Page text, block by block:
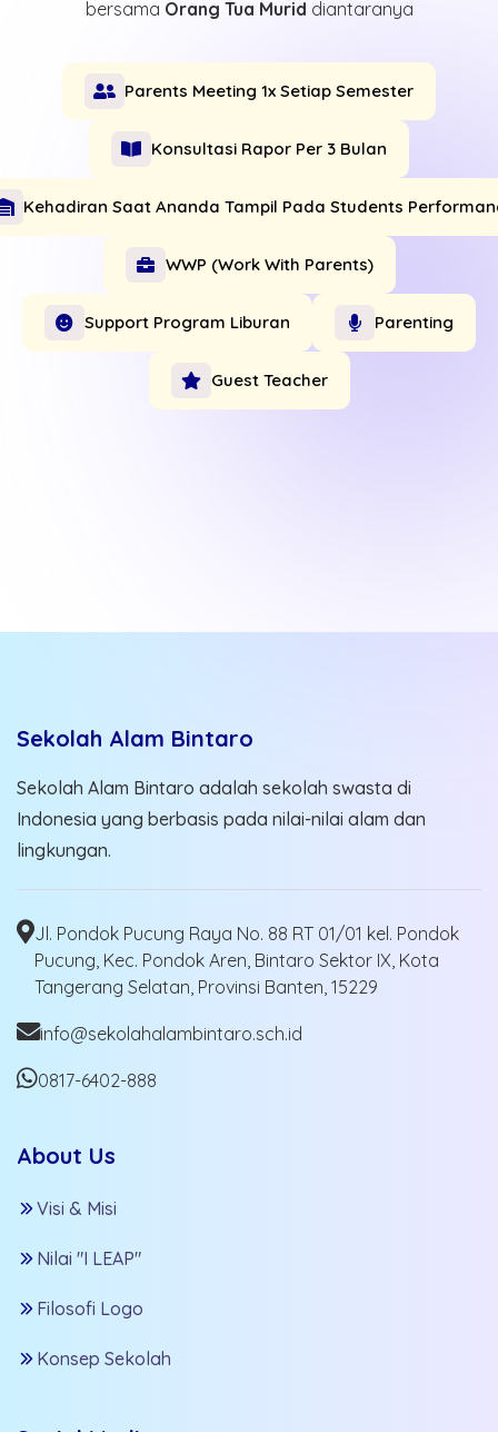
bersama Orang Tua Murid diantaranya
Parents Meeting 1x Setiap Semester
Konsultasi Rapor Per 3 Bulan
Kehadiran Saat Ananda Tampil Pada Students
WWP (Work With Parents)
Support Program Liburan Parenting
Guest Teacher
Sekolah Alam Bintaro
Sekolah Alam Bintaro adalah sekolah swasta di
Indonesia yang berbasis pada nilai-nilai alam dan
lingkungan.
Jl. Pondok Pucung Raya No. 88 RT 01/01 kel. Pondok
Pucung, Kec. Pondok Aren, Bintaro Sektor IX, Kota
Tangerang Selatan, Provinsi Banten, 15229
info@sekolahalambintaro.sch.id
0817-6402-888
About Us
Visi & Misi
Nilai "I LEAP"
Filosofi Logo
Konsep Sekolah